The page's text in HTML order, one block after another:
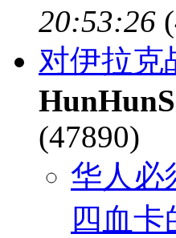
20:53:26
对伊拉克
(47890)
华人必
四血